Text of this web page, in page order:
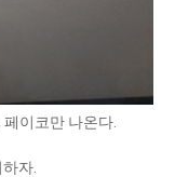
이코만 나온다.
자.